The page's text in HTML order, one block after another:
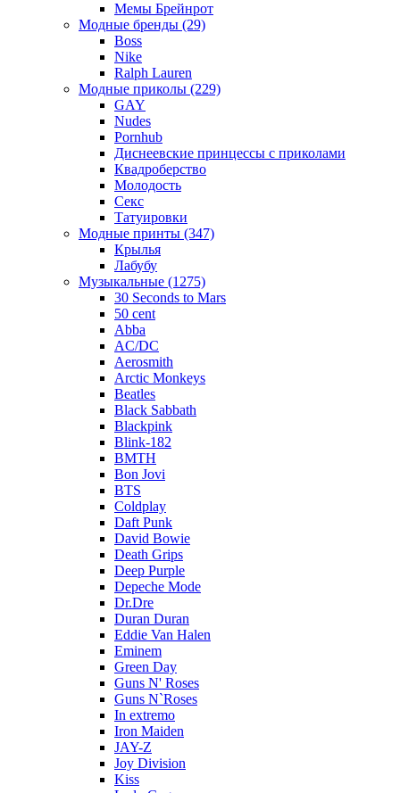
Мемы Брейнрот
Модные бренды (29)
Boss
Nike
Ralph Lauren
Модные приколы (229)
GAY
Nudes
Pornhub
Диснеевские принцессы с приколами
Квадроберство
Молодость
Секс
Татуировки
Модные принты (347)
Крылья
Лабубу
Музыкальные (1275)
30 Seconds to Mars
50 cent
Abba
AC/DC
Aerosmith
Arctic Monkeys
Beatles
Black Sabbath
Blackpink
Blink-182
BMTH
Bon Jovi
BTS
Coldplay
Daft Punk
David Bowie
Death Grips
Deep Purple
Depeche Mode
Dr.Dre
Duran Duran
Eddie Van Halen
Eminem
Green Day
Guns N' Roses
Guns N`Roses
In extremo
Iron Maiden
JAY-Z
Joy Division
Kiss